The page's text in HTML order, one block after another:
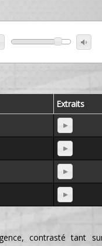
Extraits
contrasté tant